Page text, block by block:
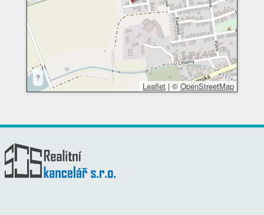
?
Leaflet | ©OpenStreetMap